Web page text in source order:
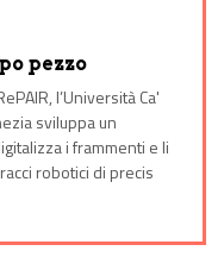
pezzo
l’Università Ca'
sviluppa un
i frammenti e li
robotici di precis